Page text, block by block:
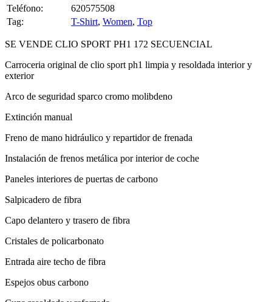
Tag:
T-Shirt,Women
SE VENDE CLIO SPORT PH1 172 SECUENCIAL
Carroceria original de clio sport ph1 limpia y resoldada interior y
exterior
Arco de seguridad sparco cromo molibdeno
Extinción manual
Freno de mano hidráulico y repartidor de frenada
Instalación de frenos metálica por interior de coche
Paneles interiores de puertas de carbono
Salpicadero de fibra
Capo delantero y trasero de fibra
Cristales de policarbonato
Entrada aire techo de fibra
Espejos obus carbono
Cuna resoldada y reforzada